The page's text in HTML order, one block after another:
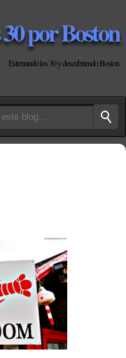
por Boston
Estrenando los 30 y descubriendo Boston